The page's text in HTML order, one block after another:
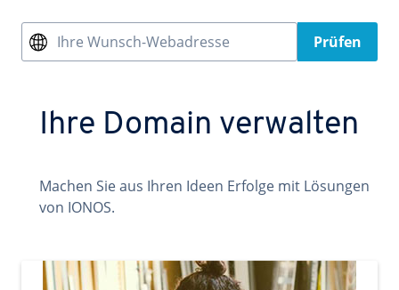
Ihre Wunsch-Webadresse Prüfen
Ihre Domain verwalten
Machen Sie aus Ihren Ideen Erfolge mit Lösungen
von IONOS.